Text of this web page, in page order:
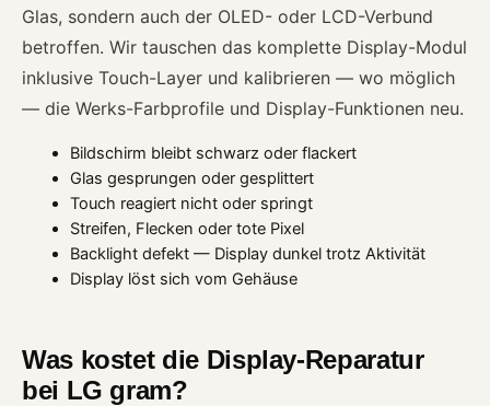
Glas, sondern auch der OLED- oder LCD-Verbund
betroffen. Wir tauschen das komplette Display-Modul
inklusive Touch-Layer und kalibrieren — wo möglich
— die Werks-Farbprofile und Display-Funktionen neu.
Bildschirm bleibt schwarz oder flackert
Glas gesprungen oder gesplittert
Touch reagiert nicht oder springt
Streifen, Flecken oder tote Pixel
Backlight defekt — Display dunkel trotz Aktivität
Display löst sich vom Gehäuse
Was kostet die Display-Reparatur
bei LG gram?